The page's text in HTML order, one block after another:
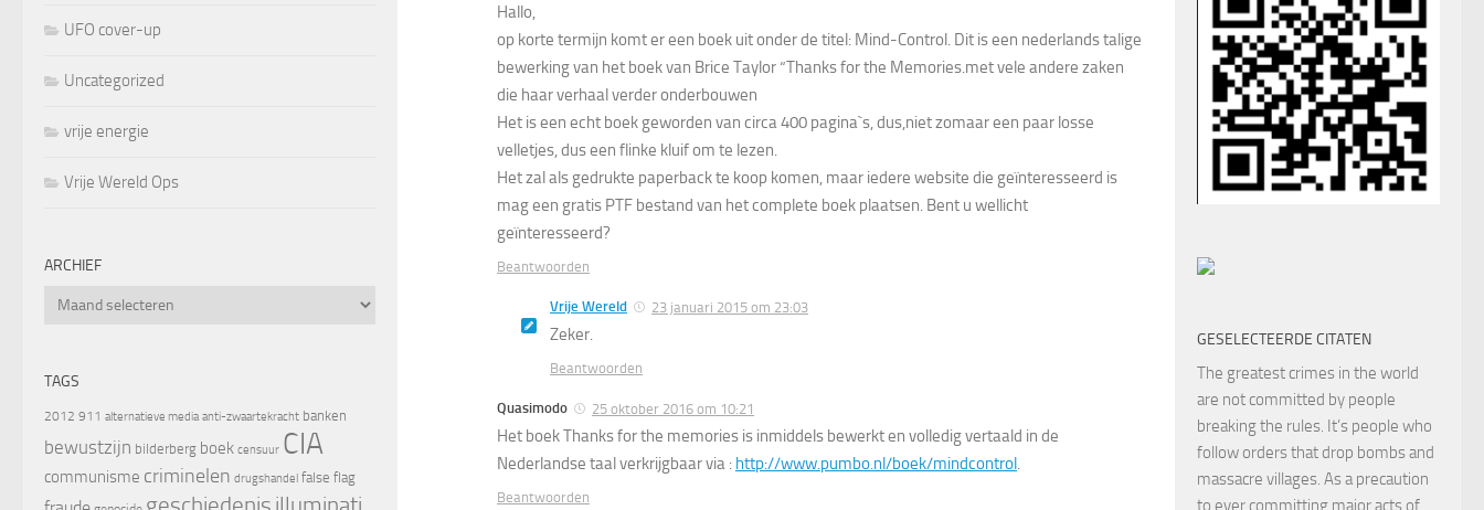
Hallo,
op korte termijn komt er een boek uit onder de titel: Mind-Control. Dit is een nederlands talige
bewerking van het boek van Brice Taylor “Thanks for the Memories.met vele andere zaken
die haar verhaal verder onderbouwen
Het is een echt boek geworden van circa 400 pagina`s, dus,niet zomaar een paar losse
velletjes, dus een flinke kluif om te lezen.
Het zal als gedrukte paperback te koop komen, maar iedere website die geïnteresseerd is
mag een gratis PTF bestand van het complete boek plaatsen. Bent u wellicht
geïnteresseerd?
Beantwoorden
Vrije Wereld 23 januari 2015 om 23:03
Zeker.
Beantwoorden
Quasimodo 25 oktober 2016 om 10:21
Het boek Thanks for the memories is inmiddels bewerkt en volledig vertaald in de
Nederlandse taal verkrijgbaar via : http://www.pumbo.nl/boek/mindcontrol.
Beantwoorden
UFO cover-up
Uncategorized
vrije energie
Vrije Wereld Ops
ARCHIEF
Archief
TAGS
2012 911 alternatieve media anti-zwaartekracht banken
bewustzijn bilderberg boek censuur CIA
communisme criminelen drugshandel false flag
GESELECTEERDE CITATEN
The greatest crimes in the world
are not committed by people
breaking the rules. It’s people who
follow orders that drop bombs and
massacre villages. As a precaution
to ever committing major acts of